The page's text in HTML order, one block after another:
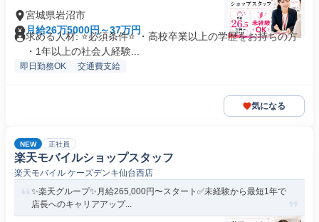
宮城県岩沼市
月給26万5000円～37万円
求める人材: ⭐必須条件⭐ ・高校卒業以上の学歴をお持ちの方
・1年以上の社会人経験...
即日勤務OK 交通費支給
気になる
NEW 正社員
楽天モバイルショップスタッフ
楽天モバイル ケーズデンキ仙台西店
✨楽天グループ✨月給265,000円〜スタート✅未経験から最短1年で
店長へのキャリアアップ...